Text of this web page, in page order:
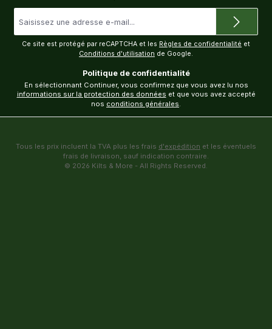
e-
mail
Ce site est protégé par reCAPTCHA et les Règles de confidentialité et
Conditions d'utilisation de Google.
Politique de confidentialité
informations sur la protection des données et que vous avez accepté
nos conditions générales.
Tous les prix incluent la TVA plus les frais d'expédition et les éventuels
frais de livraison, sauf indication contraire.
© 2026 Kilts & More - All Rights Reserved.